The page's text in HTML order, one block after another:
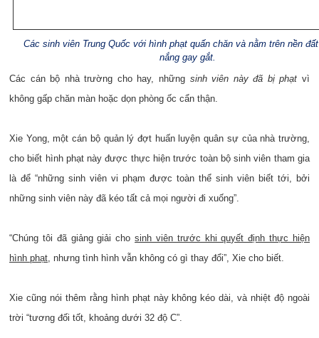
Các sinh viên Trung Quốc với hình phạt quấn chăn và nằm trên nền
nắng gay gắt.
Các cán bộ nhà trường cho hay, những sinh viên này đã bị phạt vì
không gấp chăn màn hoặc dọn phòng ốc cẩn thận.
Xie Yong, một cán bộ quản lý đợt huấn luyện quân sự của nhà trường,
cho biết hình phạt này được thực hiện trước toàn bộ sinh viên tham gia
là để “những sinh viên vi phạm được toàn thể sinh viên biết tới, bởi
những sinh viên này đã kéo tất cả mọi người đi xuống”.
“Chúng tôi đã giảng giải chosinh viên trước khi quyết định thực hiện
hình phạt, nhưng tình hình vẫn không có gì thay đổi”, Xie cho biết.
Xie cũng nói thêm rằng hình phạt này không kéo dài, và nhiệt độ ngoài
trời “tương đối tốt, khoảng dưới 32 độ C”.